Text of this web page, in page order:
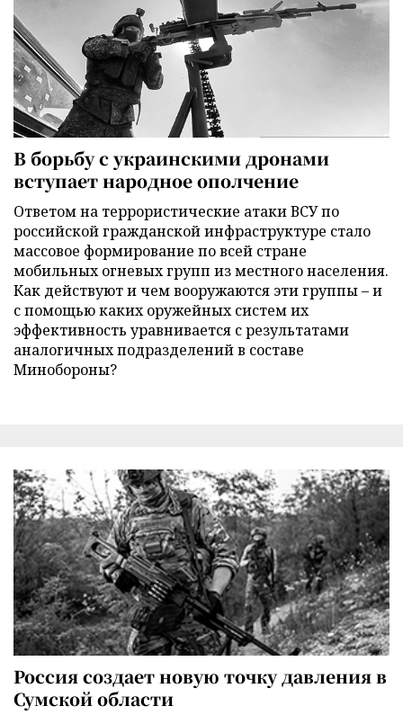
В борьбу с украинскими дронами
вступает народное ополчение
Ответом на террористические атаки ВСУ по
российской гражданской инфраструктуре стало
массовое формирование по всей стране
мобильных огневых групп из местного населения.
Как действуют и чем вооружаются эти группы – и
с помощью каких оружейных систем их
эффективность уравнивается с результатами
аналогичных подразделений в составе
Минобороны?
Россия создает новую точку давления в
Сумской области